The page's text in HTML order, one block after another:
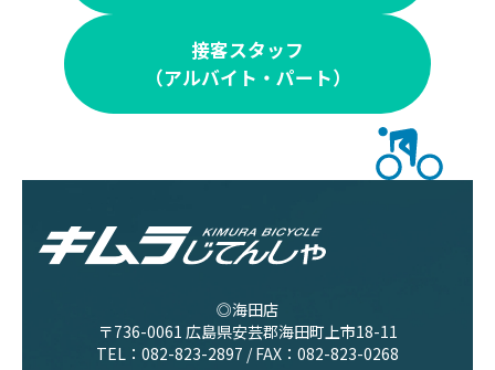
接客スタッフ
（アルバイト・パート）
◎海田店
〒736-0061 広島県安芸郡海田町上市18-11
TEL： 082-823-2897 / FAX：082-823-0268